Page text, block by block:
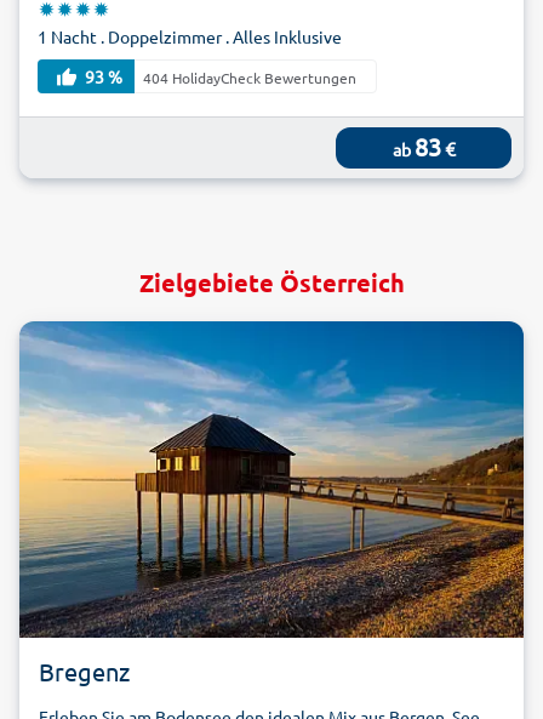
1 Nacht . Doppelzimmer . Alles Inklusive
93 %
404 HolidayCheck Bewertungen
ab 83€
Zielgebiete Österreich
Bregenz